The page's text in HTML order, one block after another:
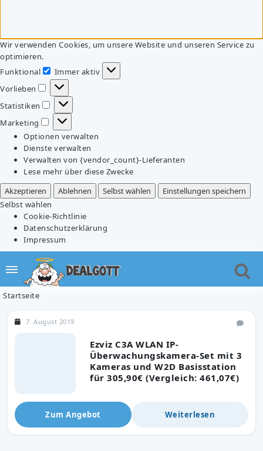
Wir verwenden Cookies, um unsere Website und unseren Service zu
optimieren.
Funktional
Funktional
Immer aktiv
Vorlieben
Vorlieben
Statistiken
Statistiken
Marketing
Marketing
Optionen verwalten
Dienste verwalten
Verwalten von {vendor_count}-Lieferanten
Lese mehr über diese Zwecke
Akzeptieren
Ablehnen Selbst wählen
Einstellungen speichern
Selbst wählen
Cookie-Richtlinie
Datenschutzerklärung
Impressum
Startseite
Ezviz C3A WLAN IP-
Überwachungskamera-Set mit 3
Kameras und W2D Basisstation
für 305,90€ (Vergleich: 461,07€)
7. August 2019
Zum Angebot Weiterlesen